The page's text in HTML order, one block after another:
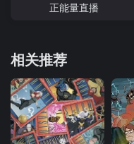
正能量直播
相关推荐